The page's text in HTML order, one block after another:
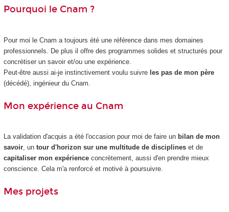
Pourquoi le Cnam ?
Pour moi le Cnam a toujours été une référence dans mes domaines
professionnels. De plus il offre des programmes solides et structurés pour
concrétiser un savoir et/ou une expérience.
Peut-être aussi ai-je instinctivement voulu suivre les pas de mon père
(décédé), ingénieur du Cnam.
Mon expérience au Cnam
La validation d'acquis a été l'occasion pour moi de faire unbilan de mon
savoir, un tour d'horizon sur une multitude de disciplineset de
capitaliser mon expérienceconcrètement, aussi d'en prendre mieux
conscience. Cela m'a renforcé et motivé à poursuivre.
Mes projets